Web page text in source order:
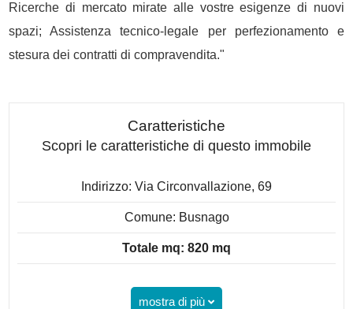
Ricerche di mercato mirate alle vostre esigenze di nuovi
spazi; Assistenza tecnico-legale per perfezionamento e
stesura dei contratti di compravendita."
Caratteristiche
Scopri le caratteristiche di questo immobile
Indirizzo: Via Circonvallazione, 69
Comune: Busnago
Totale mq: 820 mq
mostra di più